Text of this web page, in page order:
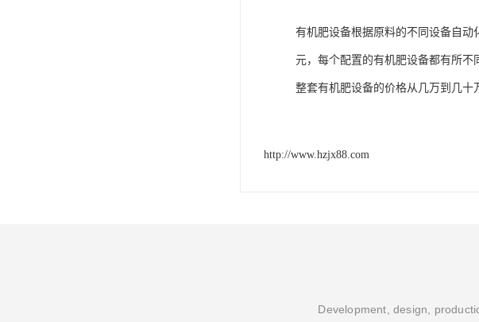
有机肥设备根据原料的不同设备自动
元，每个配置的有机肥设备都有所
整套有机肥设备的价格从几万到几十
http://www.hzjx88.com
Development, design,